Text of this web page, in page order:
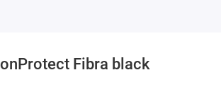
Fibra black